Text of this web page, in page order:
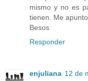
mismo y no es
tienen. Me
Besos
Responder
enjuliana 12 de